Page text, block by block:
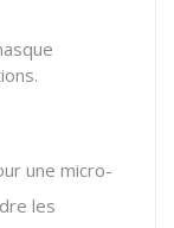
une micro-
les